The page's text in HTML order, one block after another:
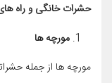
حشرات خانگی و راه های
مورچه ها
مورچه ها از جمله